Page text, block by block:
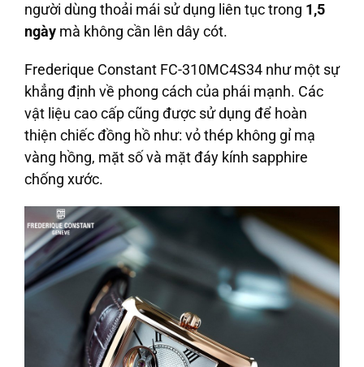
người dùng thoải mái sử dụng liên tục trong 1,5
ngày mà không cần lên dây cót.
Frederique Constant FC-310MC4S34 như một sự
khẳng định về phong cách của phái mạnh. Các
vật liệu cao cấp cũng được sử dụng để hoàn
thiện chiếc đồng hồ như: vỏ thép không gỉ mạ
vàng hồng, mặt số và mặt đáy kính sapphire
chống xước.